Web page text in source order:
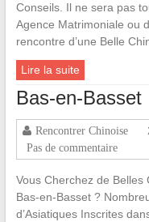
Conseils. Il ne sera pas
Agence Matrimoniale ou
rencontre d’une Belle
Lire la suite
Bas-en-Basset
Rencontrer Chinoise
Pas de commentaire
Vous Cherchez de Belles
Bas-en-Basset ?
d’Asiatiques Inscrites